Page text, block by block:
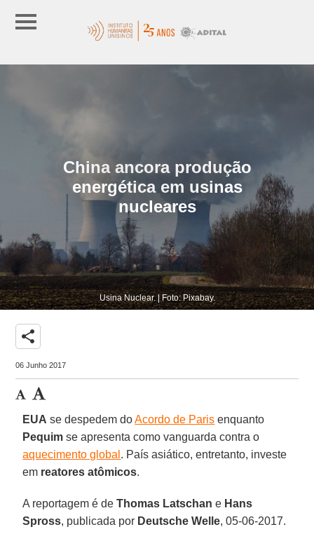
China ancora produção
energética em usinas
nucleares
Usina Nuclear. | Foto: Pixabay.
share
06 Junho 2017
EUA se despedem doAcordo de Paris enquanto
Pequim se apresenta como vanguarda contra o
aquecimento global . País asiático, entretanto, investe
em reatores atômicos.
A reportagem é deThomas Latschan e Hans
Spross, publicada por Deutsche Welle, 05-06-2017.